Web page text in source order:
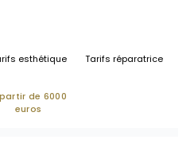
esthétique Tarifs réparatrice
de 6000
euros